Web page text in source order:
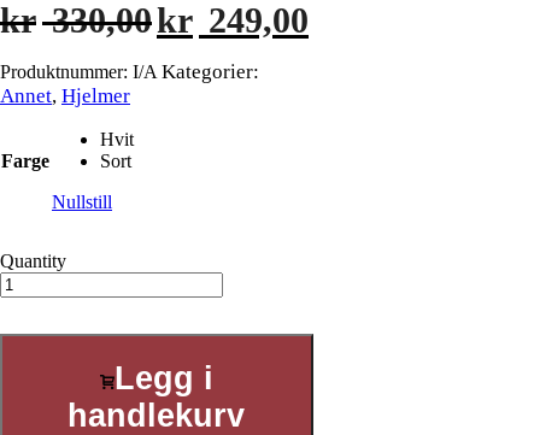
kr330,00 Opprinnelig
pris
kr 330,00.
kr 249,00pris
Produktnummer: I/A Kategorier:
Annet, Hjelmer
Farge
Hvit
Sort
Nullstill
Quantity
Legg i
handlekurv